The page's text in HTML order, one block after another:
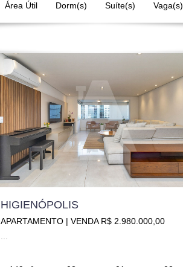
Área Útil
Dorm(s)
Suíte(s)
Vaga(s)
HIGIENÓPOLIS
APARTAMENTO | VENDA R$ 2.980.000,00